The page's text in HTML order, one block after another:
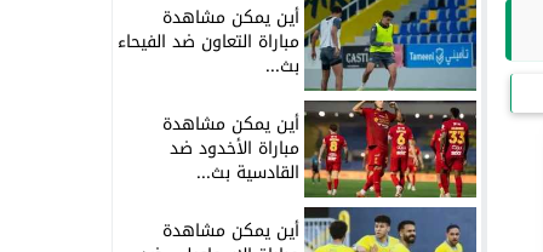
أين يمكن مشاهدة
مباراة التعاون ضد الفيحاء
بث...
أين يمكن مشاهدة
مباراة الأخدود ضد
القادسية بث...
أين يمكن مشاهدة